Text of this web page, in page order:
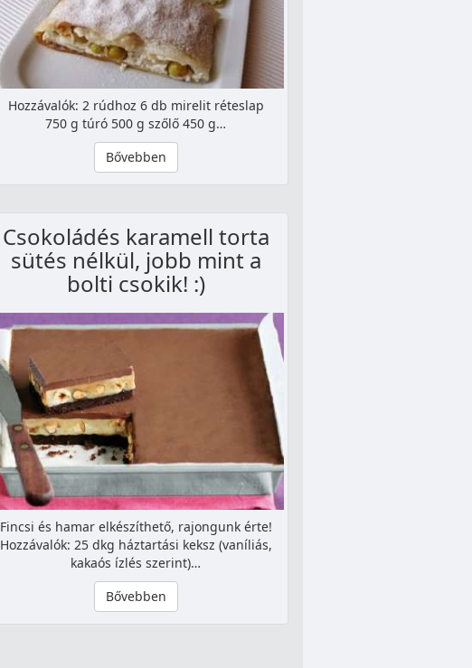
Hozzávalók: 2 rúdhoz 6 db mirelit réteslap
750 g túró 500 g szőlő 450 g…
Bővebben
Csokoládés karamell torta
sütés nélkül, jobb mint a
bolti csokik! :)
Fincsi és hamar elkészíthető, rajongunk érte!
Hozzávalók: 25 dkg háztartási keksz (vaníliás,
kakaós ízlés szerint)…
Bővebben